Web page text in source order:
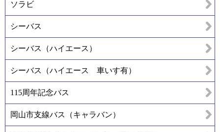
ソラビ
シーバス
シーバス（ハイエース）
シーバス（ハイエース 車いす有）
115周年記念バス
岡山市支線バス（キャラバン）